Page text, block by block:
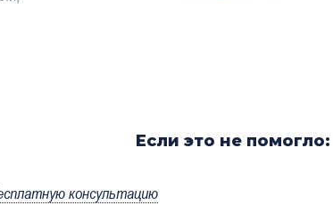
Если это не помогло:
консультацию